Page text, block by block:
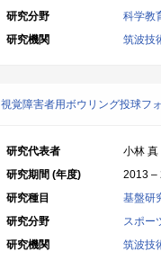
研究分野
科学教
研究機関
筑波技
視覚障害者用ボウリング投球フ
研究代表者
小林 真
研究期間 (年度)
2013 –
研究種目
基盤研
研究分野
スポー
研究機関
筑波技